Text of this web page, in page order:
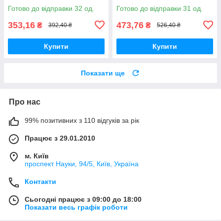
Готово до відправки 32 од.
353,16 ₴ 392,40 ₴
Купити
Готово до відправки 31 од.
473,76 ₴ 526,40 ₴
Купити
Показати ще
Про нас
99% позитивних з 110 відгуків за рік
Працює з 29.01.2010
м. Київ
проспект Науки, 94/5, Київ, Україна
Контакти
Сьогодні працює з 09:00 до 18:00
Показати весь графік роботи